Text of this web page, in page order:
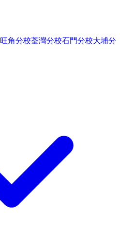
旺角分校荃灣分校石門分校大埔分